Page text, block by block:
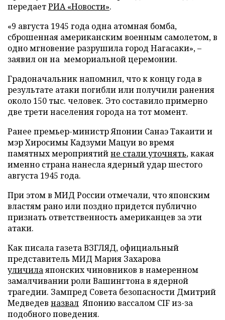
передаетРИА «Новости».
«9 августа 1945 года одна атомная бомба,
сброшенная американским военным самолетом, в
одно мгновение разрушила город Нагасаки», –
заявил он на мемориальной церемонии.
Градоначальник напомнил, что к концу года в
результате атаки погибли или получили ранения
около 150 тыс. человек. Это составило примерно
две трети населения города на тот момент.
Ранее премьер-министр Японии Санаэ Такаити и
мэр Хиросимы Кадзуми Мацуи во время
памятных мероприятийне стали уточнять, какая
именно страна нанесла ядерный удар шестого
августа 1945 года.
При этом в МИД России отмечали, что японским
властям рано или поздно придется публично
признать ответственность американцев за эти
атаки.
Как писала газета ВЗГЛЯД, официальный
представитель МИД Мария Захарова
уличилаяпонских чиновников в намеренном
замалчивании роли Вашингтона в ядерной
трагедии. Зампред Совета безопасности Дмитрий
Медведев назвал Японию вассалом CIF из-за
подобного поведения.